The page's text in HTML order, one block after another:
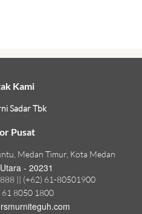
Kami
Sadar Tbk
Pusat
Medan Timur, Kota Medan
- 20231
|| (+62) 61-80501900
61 8050 1800